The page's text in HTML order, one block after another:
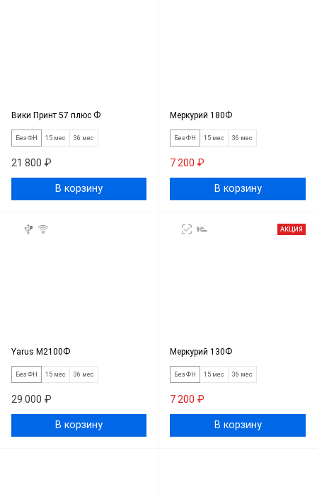
Вики Принт 57 плюс Ф
Без ФН 15 мес 36 мес
21 800 ₽
В корзину
Меркурий 180Ф
Без ФН 15 мес 36 мес
7 200 ₽
В корзину
Yarus M2100Ф
Без ФН 15 мес 36 мес
29 000 ₽
В корзину
АКЦИЯ
Меркурий 130Ф
Без ФН 15 мес 36 мес
7 200 ₽
В корзину